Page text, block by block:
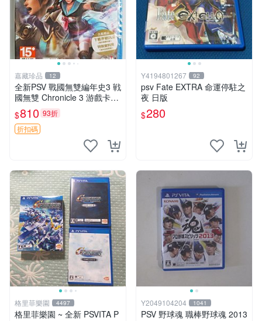
嘉藏珍品 12
全新PSV 戰國無雙編年史3 戦
國無雙 Chronicle 3 游戲卡帶
日文 【原裝正版 實體游戲卡
帶】 【港版日文】 【全新未
開封，拆封後不支持退
$810 93折
折扣碼
Y4194801267 92
psv Fate EXTRA 命運停駐之
夜 日版
$280
格里菲樂園 4497
格里菲樂園 ~ 全新 PSVITA P
Y2049104204 1041
PSV 野球魂 職棒野球魂 2013